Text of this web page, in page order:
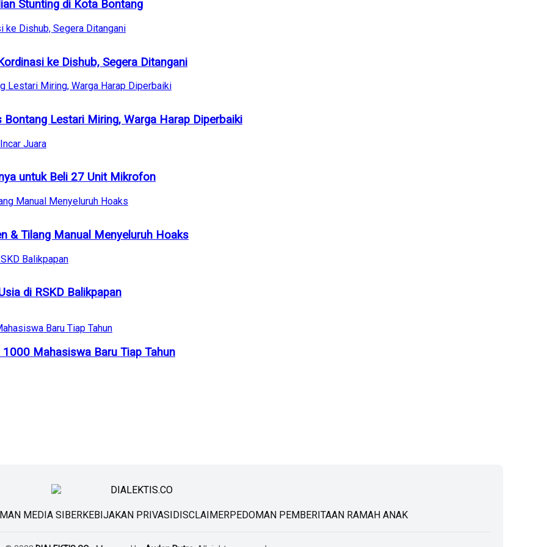
Stunting di Kota Bontang
ke Dishub, Segera Ditangani
Lestari Miring, Warga Harap Diperbaiki
untuk Beli 27 Unit Mikrofon
& Tilang Manual Menyeluruh Hoaks
di RSKD Balikpapan
Mahasiswa Baru Tiap Tahun
MEDIA SIBERKEBIJAKAN PRIVASIDISCLAIMERPEDOMAN PEMBERITAAN RAMAH ANAK